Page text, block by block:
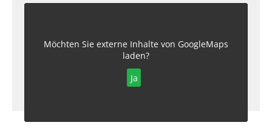
Möchten Sie externe Inhalte von GoogleMaps
laden?
Ja